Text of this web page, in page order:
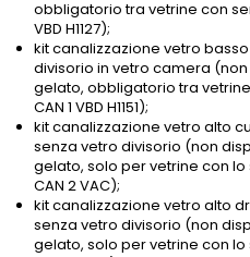
obbligatorio tra vetrine con
VBD H1127);
kit canalizzazione vetro
divisorio in vetro camera
gelato, obbligatorio tra
CAN 1 VBD H1151);
kit canalizzazione vetro alto
senza vetro divisorio (non
gelato, solo per vetrine con
CAN 2 VAC);
kit canalizzazione vetro alto
senza vetro divisorio (non
gelato, solo per vetrine con